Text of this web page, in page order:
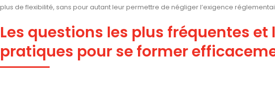
plus de flexibilité, sans pour autant leur permettre de négliger l’exigence
Les questions les plus fréquentes et
pratiques pour se former